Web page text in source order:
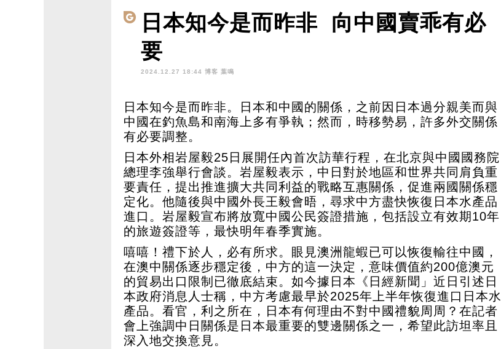
日本知今是而昨非 向中國賣乖有必
要
2024.12.27 18:44 博客 葉鳴
日本知今是而昨非。日本和中國的關係，之前因日本過分親美而與
中國在釣魚島和南海上多有爭執；然而，時移勢易，許多外交關係
有必要調整。
日本外相岩屋毅25日展開任內首次訪華行程，在北京與中國國務院
總理李強舉行會談。岩屋毅表示，中日對於地區和世界共同肩負重
要責任，提出推進擴大共同利益的戰略互惠關係，促進兩國關係穩
定化。他隨後與中國外長王毅會晤，尋求中方盡快恢復日本水產品
進口。岩屋毅宣布將放寬中國公民簽證措施，包括設立有效期10年
的旅遊簽證等，最快明年春季實施。
嘻嘻！禮下於人，必有所求。眼見澳洲龍蝦已可以恢復輸往中國，
在澳中關係逐步穩定後，中方的這一決定，意味價值約200億澳元
的貿易出口限制已徹底結束。如今據日本《日經新聞」近日引述日
本政府消息人士稱，中方考慮最早於2025年上半年恢復進口日本水
產品。看官，利之所在，日本有何理由不對中國禮貌周周？在記者
會上強調中日關係是日本最重要的雙邊關係之一，希望此訪坦率且
深入地交換意見。